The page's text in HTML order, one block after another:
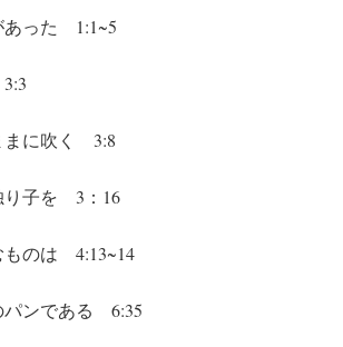
あった 1:1~5
3:3
まに吹く 3:8
り子を 3：16
ものは 4:13~14
パンである 6:35